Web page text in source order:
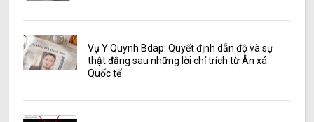
Vụ Y Quynh Bdap: Quyết định dẫn độ và sự
thật đằng sau những lời chỉ trích từ Ân xá
Quốc tế